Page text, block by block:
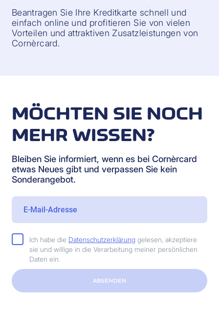
Beantragen Sie Ihre Kreditkarte schnell und
einfach online und profitieren Sie von vielen
Vorteilen und attraktiven Zusatzleistungen von
Cornèrcard.
MÖCHTEN SIE NOCH
MEHR WISSEN?
Bleiben Sie informiert, wenn es bei Cornèrcard
etwas Neues gibt und verpassen Sie kein
Sonderangebot.
Ich habe die Datenschutzerklärung gelesen, akzeptiere
sie und willige in die Verarbeitung meiner persönlichen
Daten ein.
ABSENDEN